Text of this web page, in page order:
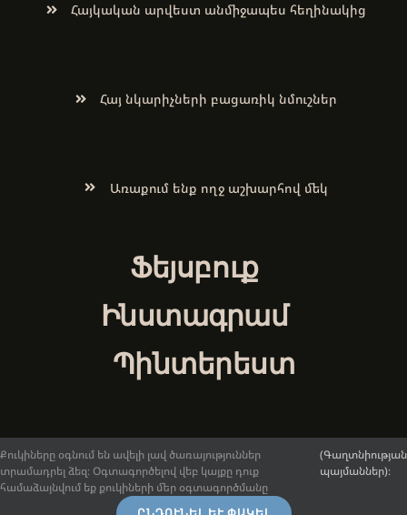
Հայկական արվեստ անմիջապես հեղինակից
Հայ նկարիչների բացառիկ նմուշներ
Առաքում ենք ողջ աշխարհով մեկ
Ֆեյսբուք
Ինստագրամ
Պինտերեստ
© 2017-2026.ArmenianArt.am։ Բոլոր իրավունքները
պաշտպանված են: Ընդհանուր դրույթներ և պայմաններ
Քուկիները օգնում են ավելի լավ ծառայություններ
տրամադրել ձեզ։ Օգտագործելով վեբ կայքը դուք
համաձայնվում եք քուկիների մեր օգտագործմանը
(Գաղտնիության
պայմաններ)։